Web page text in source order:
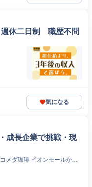
休二日制 職歴不問
気になる
成長企業で挑戦・現
メダ珈琲 イオンモールかほ